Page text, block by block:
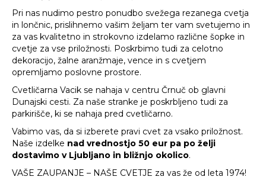
Pri nas nudimo pestro ponudbo svežega rezanega cvetja
in lončnic, prislihnemo vašim željam ter vam svetujemo in
za vas kvalitetno in strokovno izdelamo različne šopke in
cvetje za vse priložnosti. Poskrbimo tudi za celotno
dekoracijo, žalne aranžmaje, vence in s cvetjem
opremljamo poslovne prostore.
Cvetličarna Vacik se nahaja v centru Črnuč ob glavni
Dunajski cesti. Za naše stranke je poskrbljeno tudi za
parkirišče, ki se nahaja pred cvetličarno.
Vabimo vas, da si izberete pravi cvet za vsako priložnost.
Naše izdelke nad vrednostjo 50 eur pa po želji
dostavimo v Ljubljano in bližnjo okolico.
VAŠE ZAUPANJE – NAŠE CVETJE za vas že od leta 1974!